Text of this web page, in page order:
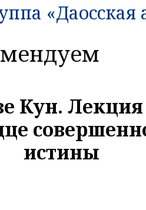
Кун. Лекция
истины